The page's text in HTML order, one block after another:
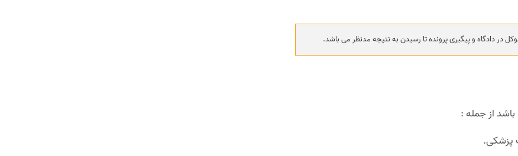
در دادگاه و پیگیری پرونده تا رسیدن به نتیجه مدنظر می باشد.
از جمله :
پزشکی.